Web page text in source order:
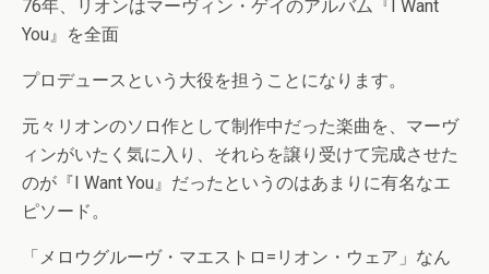
76年、リオンはマーヴィン・ゲイのアルバム『I Want
You』を全面
プロデュースという大役を担うことになります。
元々リオンのソロ作として制作中だった楽曲を、マーヴ
ィンがいたく気に入り、それらを譲り受けて完成させた
のが『I Want You』だったというのはあまりに有名なエ
ピソード。
「メロウグルーヴ・マエストロ=リオン・ウェア」なん